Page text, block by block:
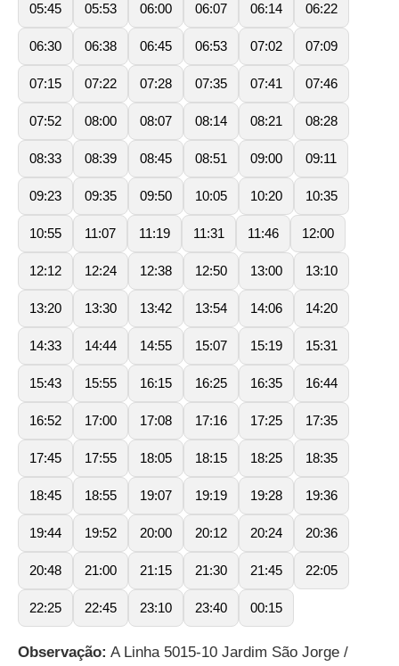
05:45 05:53 06:00 06:07 06:14 06:22
06:30 06:38 06:45 06:53 07:02 07:09
07:15 07:22 07:28 07:35 07:41 07:46
07:52 08:00 08:07 08:14 08:21 08:28
08:33 08:39 08:45 08:51 09:00 09:11
09:23 09:35 09:50 10:05 10:20 10:35
10:55 11:07 11:19 11:31 11:46 12:00
12:12 12:24 12:38 12:50 13:00 13:10
13:20 13:30 13:42 13:54 14:06 14:20
14:33 14:44 14:55 15:07 15:19 15:31
15:43 15:55 16:15 16:25 16:35 16:44
16:52 17:00 17:08 17:16 17:25 17:35
17:45 17:55 18:05 18:15 18:25 18:35
18:45 18:55 19:07 19:19 19:28 19:36
19:44 19:52 20:00 20:12 20:24 20:36
20:48 21:00 21:15 21:30 21:45 22:05
22:25 22:45 23:10 23:40 00:15
Observação: A Linha 5015-10 Jardim São Jorge /